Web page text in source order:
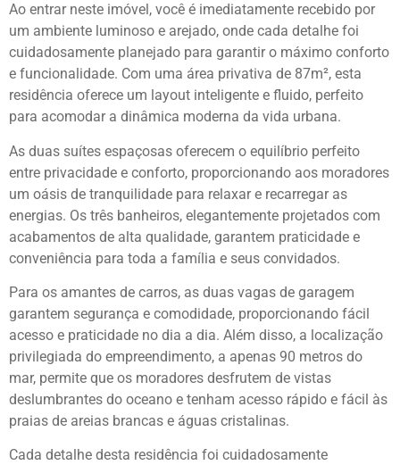
Ao entrar neste imóvel, você é imediatamente recebido por
um ambiente luminoso e arejado, onde cada detalhe foi
cuidadosamente planejado para garantir o máximo conforto
e funcionalidade. Com uma área privativa de 87m², esta
residência oferece um layout inteligente e fluido, perfeito
para acomodar a dinâmica moderna da vida urbana.
As duas suítes espaçosas oferecem o equilíbrio perfeito
entre privacidade e conforto, proporcionando aos moradores
um oásis de tranquilidade para relaxar e recarregar as
energias. Os três banheiros, elegantemente projetados com
acabamentos de alta qualidade, garantem praticidade e
conveniência para toda a família e seus convidados.
Para os amantes de carros, as duas vagas de garagem
garantem segurança e comodidade, proporcionando fácil
acesso e praticidade no dia a dia. Além disso, a localização
privilegiada do empreendimento, a apenas 90 metros do
mar, permite que os moradores desfrutem de vistas
deslumbrantes do oceano e tenham acesso rápido e fácil às
praias de areias brancas e águas cristalinas.
Cada detalhe desta residência foi cuidadosamente